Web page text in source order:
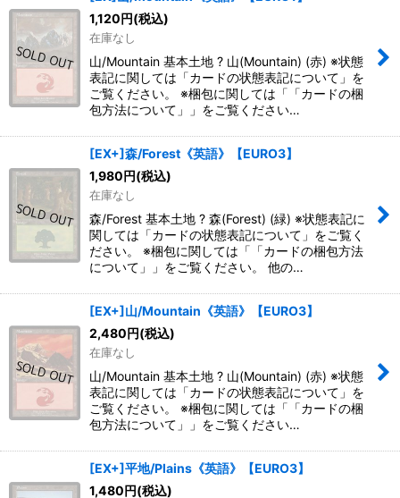
1,120円(税込)
在庫なし
山/Mountain 基本土地 ? 山(Mountain) (赤) ※状態
表記に関しては「カードの状態表記について」を
ご覧ください。 ※梱包に関しては「「カードの梱
包方法について」」をご覧ください…
[EX+]森/Forest《英語》【EURO3】
1,980円(税込)
在庫なし
森/Forest 基本土地 ? 森(Forest) (緑) ※状態表記に
関しては「カードの状態表記について」をご覧く
ださい。 ※梱包に関しては「「カードの梱包方法
について」」をご覧ください。 他の…
[EX+]山/Mountain《英語》【EURO3】
2,480円(税込)
在庫なし
山/Mountain 基本土地 ? 山(Mountain) (赤) ※状態
表記に関しては「カードの状態表記について」を
ご覧ください。 ※梱包に関しては「「カードの梱
包方法について」」をご覧ください…
[EX+]平地/Plains《英語》【EURO3】
1,480円(税込)